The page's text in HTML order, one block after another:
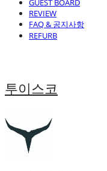
GUEST BOARD
REVIEW
FAQ & 공지사항
REFURB
투이스코